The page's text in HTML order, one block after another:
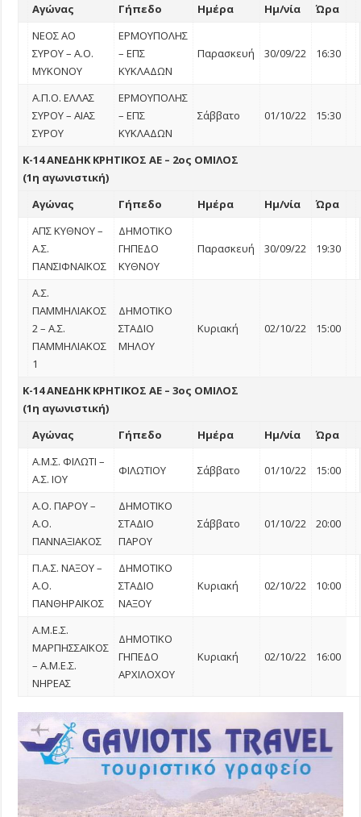
Αγώνας
Γήπεδο Ημέρα Ημ/νία
Ώρα
ΝΕΟΣ ΑΟ
ΣΥΡΟΥ – Α.Ο.
ΜΥΚΟΝΟΥ
ΕΡΜΟΥΠΟΛΗΣ
– ΕΠΣ
ΚΥΚΛΑΔΩΝ
Παρασκευή 30/09/22 16:30
Α.Π.Ο. ΕΛΛΑΣ
ΣΥΡΟΥ – ΑΙΑΣ
ΣΥΡΟΥ
ΕΡΜΟΥΠΟΛΗΣ
– ΕΠΣ
ΚΥΚΛΑΔΩΝ
Σάββατο 01/10/22 15:30
Κ-14 ΑΝΕΔΗΚ ΚΡΗΤΙΚΟΣ ΑΕ – 2ος ΟΜΙΛΟΣ
(1η αγωνιστική)
Αγώνας
Γήπεδο Ημέρα Ημ/νία
Ώρα
ΑΠΣ ΚΥΘΝΟΥ –
Α.Σ.
ΠΑΝΣΙΦΝΑΪΚΟΣ
ΔΗΜΟΤΙΚΟ
ΓΗΠΕΔΟ
ΚΥΘΝΟΥ
Παρασκευή 30/09/22 19:30
Α.Σ.
ΠΑΜΜΗΛΙΑΚΟΣ
2 – Α.Σ.
ΠΑΜΜΗΛΙΑΚΟΣ
1
ΔΗΜΟΤΙΚΟ
ΣΤΑΔΙΟ
ΜΗΛΟΥ
Κυριακή 02/10/22 15:00
Κ-14 ΑΝΕΔΗΚ ΚΡΗΤΙΚΟΣ ΑΕ – 3ος ΟΜΙΛΟΣ
(1η αγωνιστική)
Αγώνας
Γήπεδο Ημέρα Ημ/νία
Ώρα
Α.Μ.Σ. ΦΙΛΩΤΙ –
Α.Σ. ΙΟΥ
ΦΙΛΩΤΙΟΥ Σάββατο 01/10/22 15:00
Α.Ο. ΠΑΡΟΥ –
Α.Ο.
ΠΑΝΝΑΞΙΑΚΟΣ
ΔΗΜΟΤΙΚΟ
ΣΤΑΔΙΟ
ΠΑΡΟΥ
Σάββατο 01/10/22 20:00
Π.Α.Σ. ΝΑΞΟΥ –
Α.Ο.
ΠΑΝΘΗΡΑΪΚΟΣ
ΔΗΜΟΤΙΚΟ
ΣΤΑΔΙΟ
ΝΑΞΟΥ
Κυριακή 02/10/22 10:00
Α.Μ.Ε.Σ.
ΜΑΡΠΗΣΣΑΪΚΟΣ
– Α.Μ.Ε.Σ.
ΝΗΡΕΑΣ
ΔΗΜΟΤΙΚΟ
ΓΗΠΕΔΟ
ΑΡΧΙΛΟΧΟΥ
Κυριακή 02/10/22 16:00